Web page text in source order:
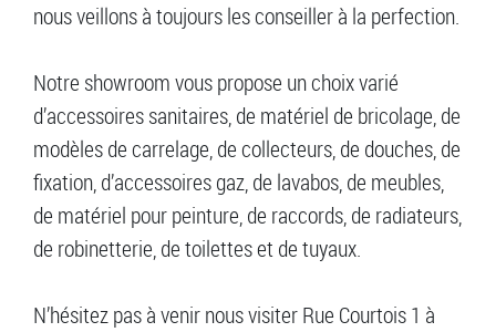
nous veillons à toujours les conseiller à la perfection.
Notre showroom vous propose un choix varié
d’accessoires sanitaires, de matériel de bricolage, de
modèles de carrelage, de collecteurs, de douches, de
fixation, d’accessoires gaz, de lavabos, de meubles,
de matériel pour peinture, de raccords, de radiateurs,
de robinetterie, de toilettes et de tuyaux.
N’hésitez pas à venir nous visiter Rue Courtois 1 à